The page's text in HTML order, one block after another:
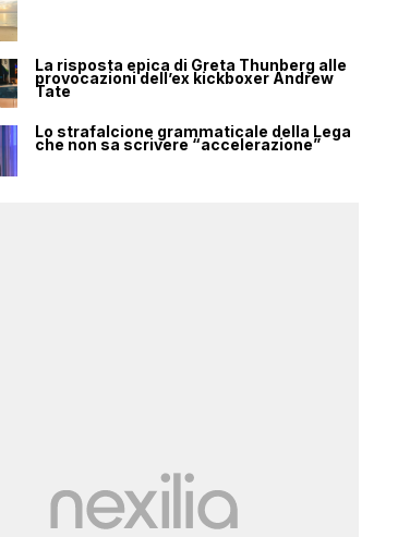
La risposta epica di Greta Thunberg alle
provocazioni dell’ex kickboxer Andrew
Tate
Lo strafalcione grammaticale della Lega
che non sa scrivere “accelerazione”